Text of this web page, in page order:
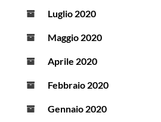
Luglio 2020
Maggio 2020
Aprile 2020
Febbraio 2020
Gennaio 2020